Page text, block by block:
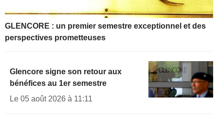
GLENCORE : un premier semestre exceptionnel et des
perspectives prometteuses
Glencore signe son retour aux
bénéfices au 1er semestre
Le 05 août 2026 à 11:11